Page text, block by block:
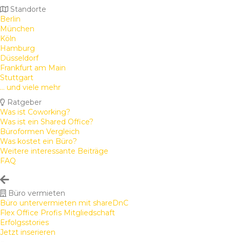
Standorte
Berlin
München
Köln
Hamburg
Düsseldorf
Frankfurt am Main
Stuttgart
... und viele mehr
Ratgeber
Was ist Coworking?
Was ist ein Shared Office?
Büroformen Vergleich
Was kostet ein Büro?
Weitere interessante Beiträge
FAQ
Büro vermieten
Büro untervermieten mit shareDnC
Flex Office Profis Mitgliedschaft
Erfolgsstories
Jetzt inserieren